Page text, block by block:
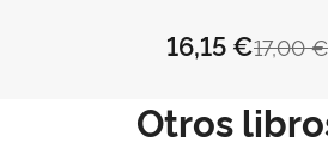
17,00 €
16,15 €
Otros